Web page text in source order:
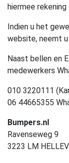
hiermee rekening
Indien u het
website, neemt
Naast bellen en
medewerkers
010 3220111
06 44665355
Bumpers.nl
Ravenseweg 9
3223 LM